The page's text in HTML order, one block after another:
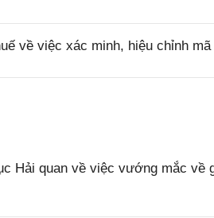
về việc xác minh, hiệu chỉnh
Hải quan về việc vướng mắc về